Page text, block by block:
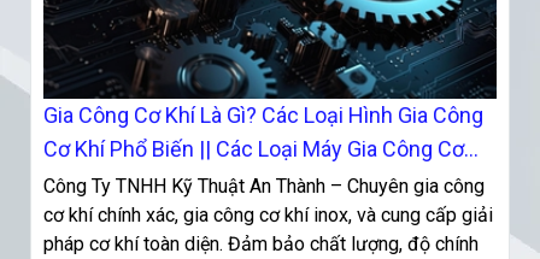
Gia Công Cơ Khí Là Gì? Các Loại Hình Gia Công
Cơ Khí Phổ Biến || Các Loại Máy Gia Công Cơ
Khí Hiện Đại
Công Ty TNHH Kỹ Thuật An Thành – Chuyên gia công
cơ khí chính xác, gia công cơ khí inox, và cung cấp giải
pháp cơ khí toàn diện. Đảm bảo chất lượng, độ chính